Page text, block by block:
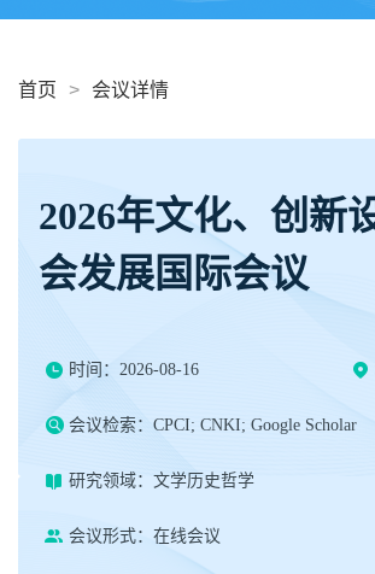
首页 > 会议详情
2026年文化、创新
会发展国际会议
时间：2026-08-16
会议检索：CPCI; CNKI; Google Scholar
研究领域：文学历史哲学
会议形式：在线会议